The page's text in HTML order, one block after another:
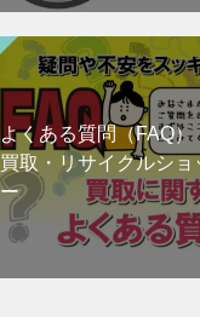
よくある質問（FAQ
買取・リサイクルシ
ー